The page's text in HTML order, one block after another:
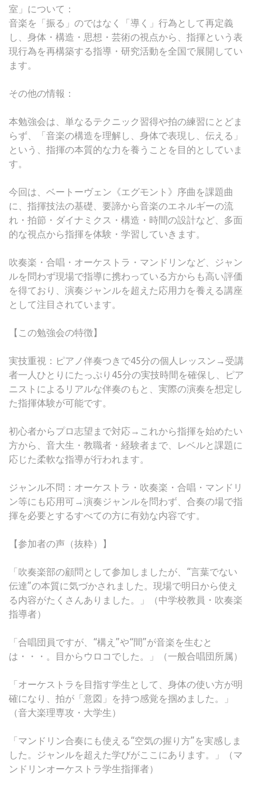
室」について：
音楽を「振る」のではなく「導く」行為として再定義
し、身体・構造・思想・芸術の視点から、指揮という表
現行為を再構築する指導・研究活動を全国で展開してい
ます。
その他の情報：
本勉強会は、単なるテクニック習得や拍の練習にとどま
らず、「音楽の構造を理解し、身体で表現し、伝える」
という、指揮の本質的な力を養うことを目的としていま
す。
今回は、ベートーヴェン《エグモント》序曲を課題曲
に、指揮技法の基礎、要諦から音楽のエネルギーの流
れ・拍節・ダイナミクス・構造・時間の設計など、多面
的な視点から指揮を体験・学習していきます。
吹奏楽・合唱・オーケストラ・マンドリンなど、ジャン
ルを問わず現場で指導に携わっている方からも高い評価
を得ており、演奏ジャンルを超えた応用力を養える講座
として注目されています。
【この勉強会の特徴】
実技重視：ピアノ伴奏つきで45分の個人レッスン→受講
者一人ひとりにたっぷり45分の実技時間を確保し、ピア
ニストによるリアルな伴奏のもと、実際の演奏を想定し
た指揮体験が可能です。
初心者からプロ志望まで対応→これから指揮を始めたい
方から、音大生・教職者・経験者まで、レベルと課題に
応じた柔軟な指導が行われます。
ジャンル不問：オーケストラ・吹奏楽・合唱・マンドリ
ン等にも応用可→演奏ジャンルを問わず、合奏の場で指
揮を必要とするすべての方に有効な内容です。
【参加者の声（抜粋）】
「吹奏楽部の顧問として参加しましたが、“言葉でない
伝達”の本質に気づかされました。現場で明日から使え
る内容がたくさんありました。」（中学校教員・吹奏楽
指導者）
「合唱団員ですが、“構え”や“間”が音楽を生むと
は・・・。目からウロコでした。」（一般合唱団所属）
「オーケストラを目指す学生として、身体の使い方が明
確になり、拍が「意図」を持つ感覚を掴めました。」
（音大楽理専攻・大学生）
「マンドリン合奏にも使える“空気の握り方”を実感しま
した。ジャンルを超えた学びがここにあります。」（マ
ンドリンオーケストラ学生指揮者）